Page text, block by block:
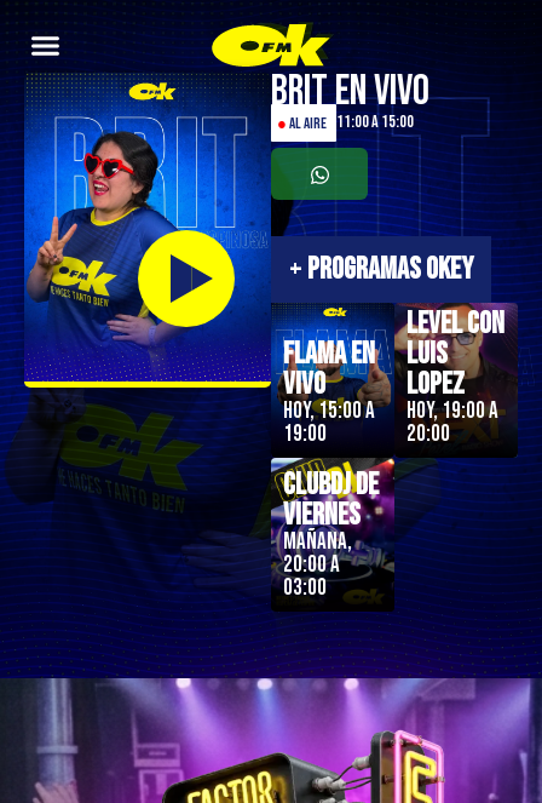
Brit en Vivo
●AL AIRE 11:00 a 15:00
+PROGRAMAS OKEY
Flama en
Vivo
Hoy, 15:00 a
19:00
Next
Level con
Luis
Lopez
Hoy, 19:00 a
20:00
ClubDJ de
Viernes
Mañana,
20:00 a
03:00